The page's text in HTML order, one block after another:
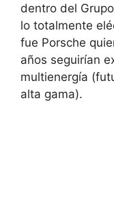
dentro del
lo totalmente
fue Porsche
años seguirían
multienergía
alta gama).